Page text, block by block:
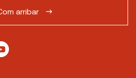
arribar